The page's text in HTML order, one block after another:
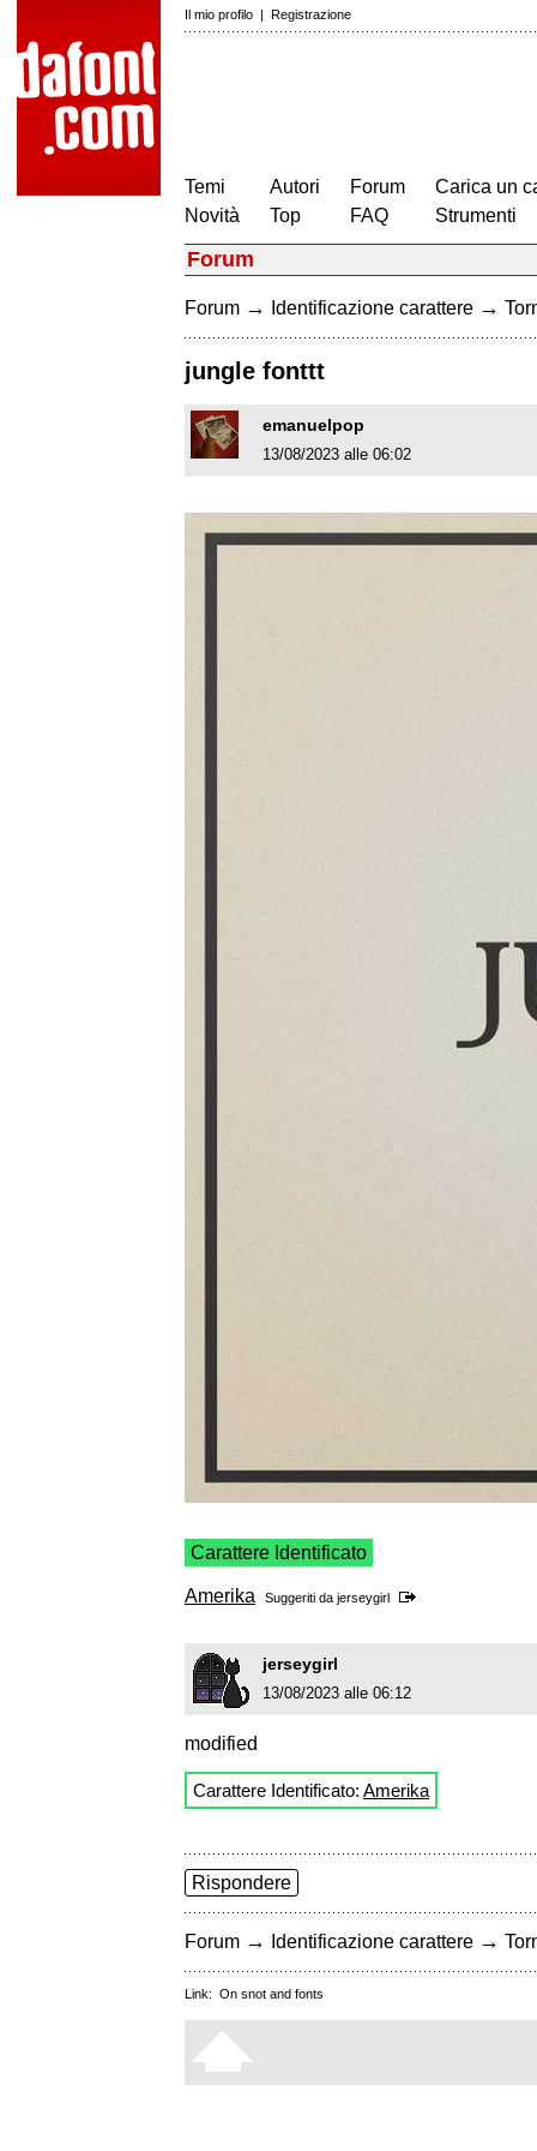
Il mio profilo | Registrazione
Temi
Novità
Autori
Top
Forum
FAQ
Carica un
Strumenti
Forum
Forum → Identificazione carattere →
jungle fonttt
emanuelpop
13/08/2023 alle 06:02
Carattere Identificato
Amerika Suggeriti da jerseygirl
jerseygirl
13/08/2023 alle 06:12
modified
Carattere Identificato: Amerika
Rispondere
Forum → Identificazione carattere →
Link: On snot and fonts